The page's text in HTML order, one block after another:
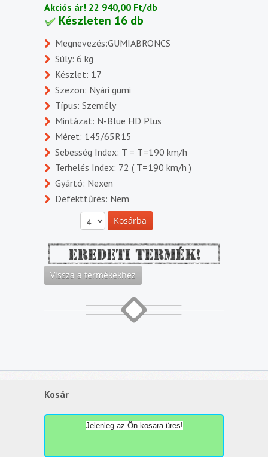
Akciós ár! 22 940,00 Ft/db
Készleten 16 db
Megnevezés:GUMIABRONCS
Súly: 6 kg
Készlet: 17
Szezon: Nyári gumi
Típus: Személy
Mintázat: N-Blue HD Plus
Méret: 145/65R15
Sebesség Index: T = T=190 km/h
Terhelés Index: 72 ( T=190 km/h )
Gyártó: Nexen
Defekttűrés: Nem
Kosár
Jelenleg az Ön kosara üres!